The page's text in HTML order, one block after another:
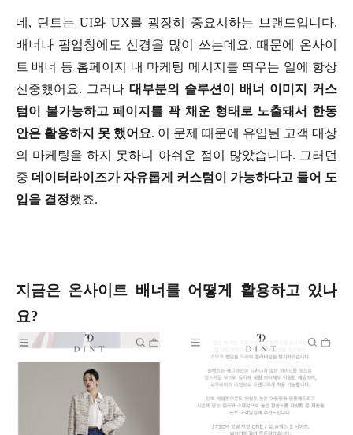
네, 딘트는 UI와 UX를 굉장히 중요시하는 브랜드입니다.
배너나 팝업창에도 신경을 많이 쓰는데요. 때문에 온사이
트 배너 등 홈페이지 내 마케팅 메시지를 띄우는 일에 항상
신중했어요. 그러나 대부분의 솔루션이 배너 이미지 커스
텀이 불가능하고 페이지를 꽉 채운 형태로 노출돼서 한동
안은 활용하지 못 했어요. 이 문제 때문에 유입된 고객 대상
의 마케팅을 하지 못하니 아쉬운 점이 많았습니다. 그러던
중 데이터라이즈가 자유롭게 커스텀이 가능하다고 들어 도
입을 결정했죠.
지금은 온사이트 배너를 어떻게 활용하고 있나
요?